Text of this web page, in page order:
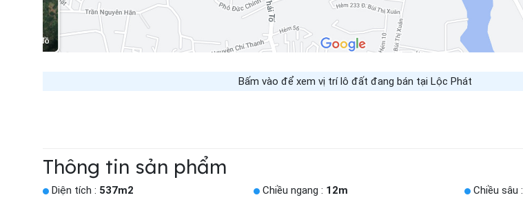
Bấm vào để xem vị trí lô đất đang bán tại Lộc Phát
Thông tin sản phẩm
Diện tích : 537m2 Chiều ngang : 12m Chiều sâu :